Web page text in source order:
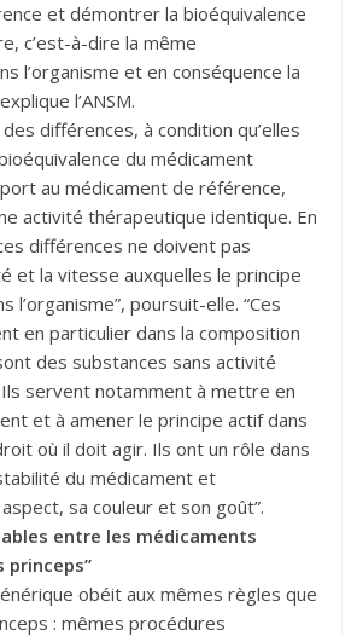
et démontrer la bioéquivalence
c’est-à-dire la même
l’organisme et en conséquence la
l’ANSM.
différences, à condition qu’elles
du médicament
au médicament de référence,
activité thérapeutique identique. En
différences ne doivent pas
et la vitesse auxquelles le principe
l’organisme”, poursuit-elle. “Ces
en particulier dans la composition
des substances sans activité
servent notamment à mettre en
et à amener le principe actif dans
où il doit agir. Ils ont un rôle dans
du médicament et
sa couleur et son goût”.
entre les médicaments
princeps”
obéit aux mêmes règles que
: mêmes procédures